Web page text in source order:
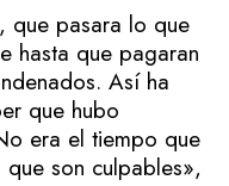
que pasara lo que
hasta que pagaran
Así ha
que hubo
era el tiempo que
son culpables»,